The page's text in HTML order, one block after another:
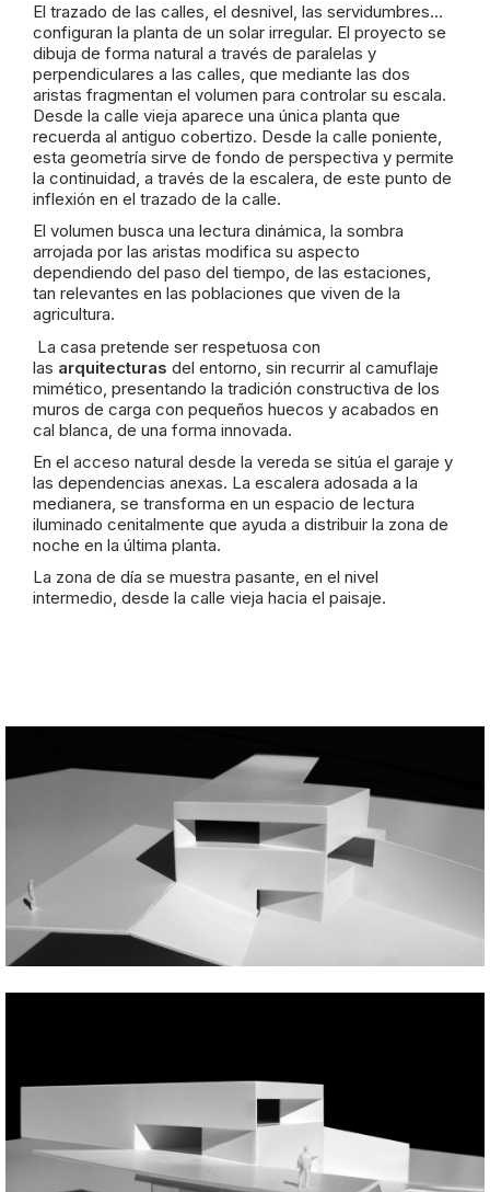
El trazado de las calles, el desnivel, las servidumbres…
configuran la planta de un solar irregular. El proyecto se
dibuja de forma natural a través de paralelas y
perpendiculares a las calles, que mediante las dos
aristas fragmentan el volumen para controlar su escala.
Desde la calle vieja aparece una única planta que
recuerda al antiguo cobertizo. Desde la calle poniente,
esta geometría sirve de fondo de perspectiva y permite
la continuidad, a través de la escalera, de este punto de
inflexión en el trazado de la calle.
El volumen busca una lectura dinámica, la sombra
arrojada por las aristas modifica su aspecto
dependiendo del paso del tiempo, de las estaciones,
tan relevantes en las poblaciones que viven de la
agricultura.
La casa pretende ser respetuosa con
las arquitecturas del entorno, sin recurrir al camuflaje
mimético, presentando la tradición constructiva de los
muros de carga con pequeños huecos y acabados en
cal blanca, de una forma innovada.
En el acceso natural desde la vereda se sitúa el garaje y
las dependencias anexas. La escalera adosada a la
medianera, se transforma en un espacio de lectura
iluminado cenitalmente que ayuda a distribuir la zona de
noche en la última planta.
La zona de día se muestra pasante, en el nivel
intermedio, desde la calle vieja hacia el paisaje.